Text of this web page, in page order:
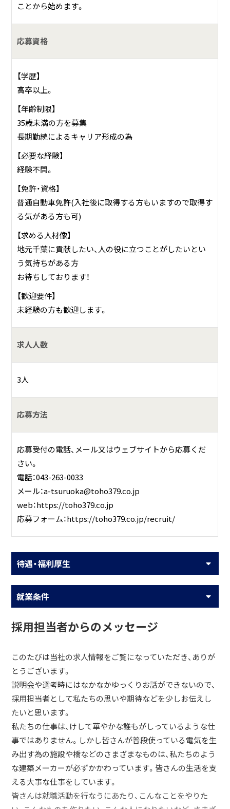
ことから始めます。
応募資格
【学歴】
高卒以上。
【年齢制限】
35歳未満の方を募集
長期勤続によるキャリア形成の為
【必要な経験】
経験不問。
【免許・資格】
普通自動車免許(入社後に取得する方もいますので取得す
る気がある方も可)
【求める人材像】
地元千葉に貢献したい、人の役に立つことがしたいとい
う気持ちがある方
お待ちしております！
【歓迎要件】
未経験の方も歓迎します。
求人人数
3人
応募方法
応募受付の電話、メール又はウェブサイトから応募くだ
さい。
電話：043-263-0033
メール：a-tsuruoka@toho379.co.jp
web：https://toho379.co.jp
応募フォーム：https://toho379.co.jp/recruit/
待遇・福利厚生
就業条件
採用担当者からのメッセージ
このたびは当社の求人情報をご覧になっていただき、ありが
とうございます。
説明会や選考時にはなかなかゆっくりお話ができないので、
採用担当者として私たちの思いや期待などを少しお伝えし
たいと思います。
私たちの仕事は、けして華やかな誰もがしっているような仕
事ではありません。しかし皆さんが普段使っている電気を生
み出す為の施設や橋などのさまざまなものは、私たちのよう
な建築メーカーが必ずかかわっています。皆さんの生活を支
える大事な仕事をしています。
皆さんは就職活動を行なうにあたり、こんなことをやりた